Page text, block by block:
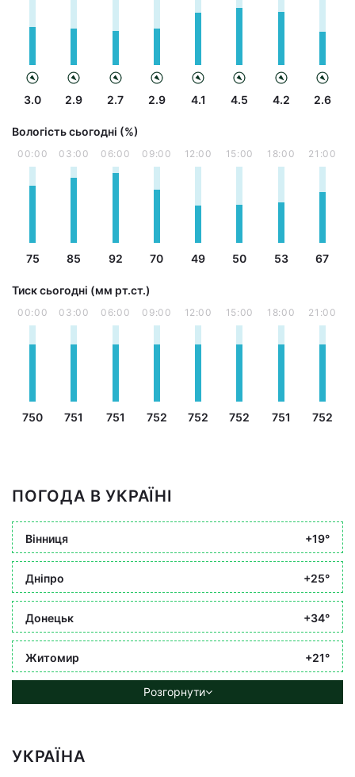
3.0 2.9 2.7 2.9 4.1 4.5 4.2 2.6
Вологість сьогодні (%)
00:00
75
03:00
85
06:00
92
09:00
70
12:00
49
15:00
50
18:00
53
21:00
67
Тиск сьогодні (мм рт.ст.)
00:00
750
03:00
751
06:00
751
09:00
752
12:00
752
15:00
752
18:00
751
21:00
752
ПОГОДА В УКРАЇНІ
Вінниця +19°
Дніпро +25°
Донецьк +34°
Житомир +21°
Розгорнути
УКРАЇНА